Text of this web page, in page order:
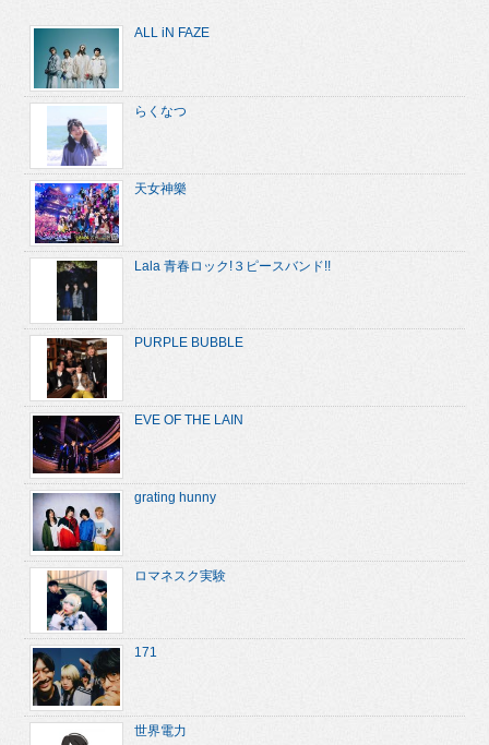
ALL iN FAZE
らくなつ
天女神樂
Lala 青春ロック!３ピースバンド!!
PURPLE BUBBLE
EVE OF THE LAIN
grating hunny
ロマネスク実験
171
世界電力